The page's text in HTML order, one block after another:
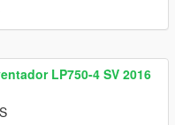
LP750-4 SV 2016